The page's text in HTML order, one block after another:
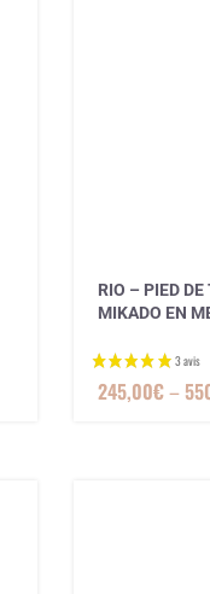
RIO – PIED
MIKADO EN
245,00€–